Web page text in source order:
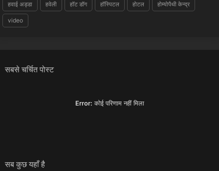
हवाई अड्डा हवेली हॉट डॉग हॉस्पिटल होटल होम्योपैथी केन्द्र
video
सबसे चर्चित पोस्ट
Error: कोई परिणाम नहीं मिला
सब कुछ यहाँ है